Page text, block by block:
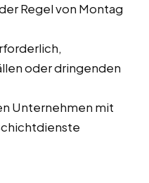
Regel von Montag
oder dringenden
Unternehmen mit